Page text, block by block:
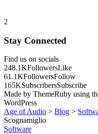
2
Stay Connected
Find us on socials
248.1KFollowersLike
61.1KFollowersFollow
165KSubscribersSubscribe
Made by ThemeRuby using
WordPress
Age of Audio > Blog >
Scognamiglio
Software